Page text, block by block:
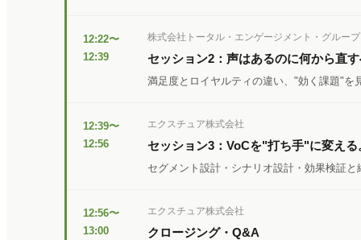
12:22〜
12:39
株式会社トータル・エンゲージメント・グループ
セッション2：声はあるのに何から直
満足度とロイヤルティの違い、"効く課題"を
12:39〜
12:56
エクスチュア株式会社
セッション3：VoCを"打ち手"に変え
セグメント設計・シナリオ設計・効果検証と
12:56〜
13:00
エクスチュア株式会社
クロージング・Q&A